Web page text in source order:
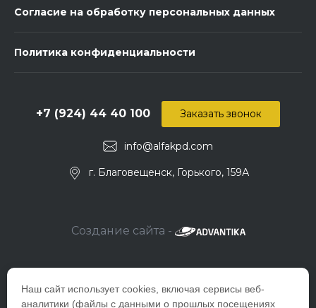
Наш сайт использует cookies, включая сервисы веб-
аналитики (файлы с данными о прошлых посещениях
Согласие на обработку персональных данных
Политика конфиденциальности
info@alfakpd.com
+7 (924) 44 40 100
г. Благовещенск, Горького, 159А
Заказать звонок
Создание сайта -